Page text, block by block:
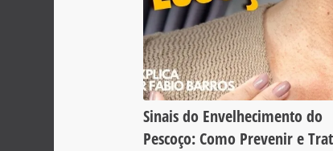
Sinais do Envelhecimento do
Pescoço: Como Prevenir e